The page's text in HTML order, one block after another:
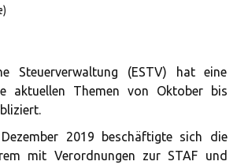
Steuerverwaltung (ESTV) hat eine
aktuellen Themen von Oktober bis
2019 beschäftigte sich die
mit Verordnungen zur STAF und